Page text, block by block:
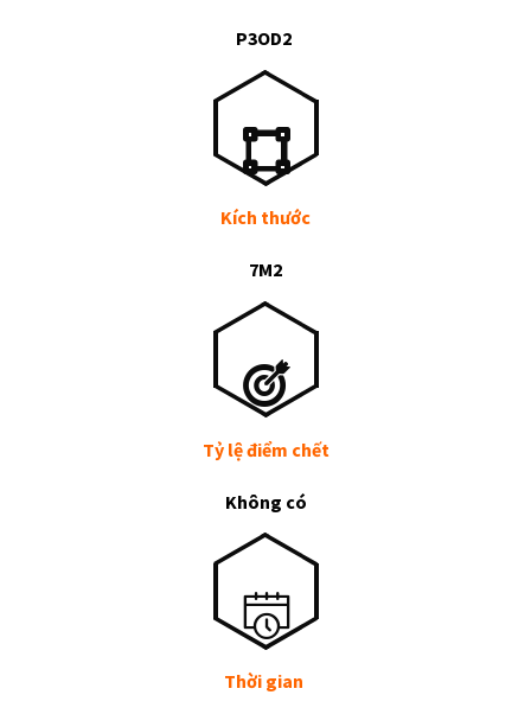
P3OD2
Kích thước
7M2
Tỷ lệ điểm chết
Không có
Thời gian